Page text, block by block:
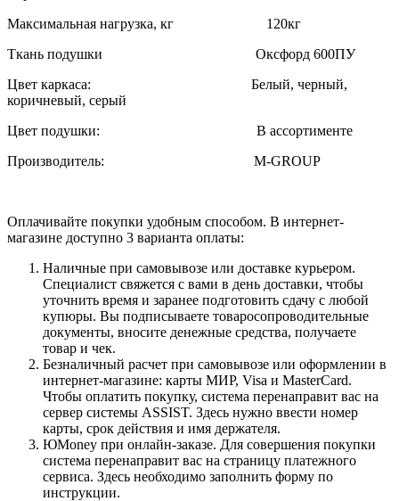
Максимальная нагрузка, кг 120кг
Ткань подушки Оксфорд 600ПУ
Цвет каркаса: Белый, черный,
коричневый, серый
Цвет подушки: В ассортименте
Производитель: M-GROUP
Оплачивайте покупки удобным способом. В интернет-
магазине доступно 3 варианта оплаты:
Наличные при самовывозе или доставке курьером.
Специалист свяжется с вами в день доставки, чтобы
уточнить время и заранее подготовить сдачу с любой
купюры. Вы подписываете товаросопроводительные
документы, вносите денежные средства, получаете
товар и чек.
Безналичный расчет при самовывозе или оформлении в
интернет-магазине: карты МИР, Visa и MasterCard.
Чтобы оплатить покупку, система перенаправит вас на
сервер системы ASSIST. Здесь нужно ввести номер
карты, срок действия и имя держателя.
ЮMoney при онлайн-заказе. Для совершения покупки
система перенаправит вас на страницу платежного
сервиса. Здесь необходимо заполнить форму по
инструкции.